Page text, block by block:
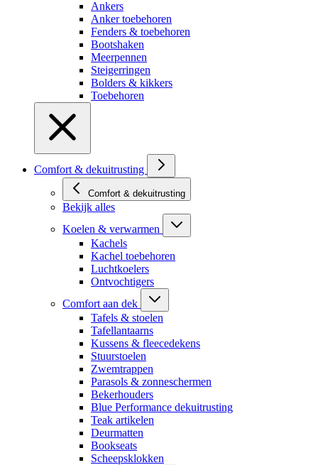
Ankers
Anker toebehoren
Fenders & toebehoren
Bootshaken
Meerpennen
Steigerringen
Bolders & kikkers
Toebehoren
Comfort & dekuitrusting
Comfort & dekuitrusting
Bekijk alles
Koelen & verwarmen
Kachels
Kachel toebehoren
Luchtkoelers
Ontvochtigers
Comfort aan dek
Tafels & stoelen
Tafellantaarns
Kussens & fleecedekens
Stuurstoelen
Zwemtrappen
Parasols & zonneschermen
Bekerhouders
Blue Performance dekuitrusting
Teak artikelen
Deurmatten
Bookseats
Scheepsklokken